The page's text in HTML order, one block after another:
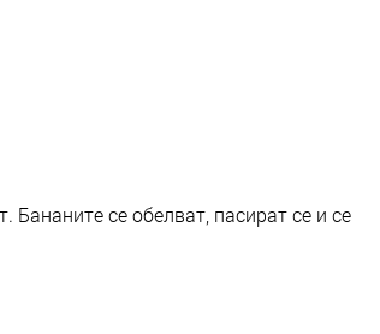
Бананите се обелват, пасират се и се